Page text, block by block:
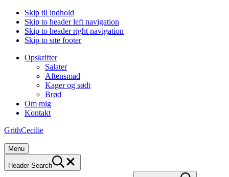
Skip til indhold
Skip to header left navigation
Skip to header right navigation
Skip to site footer
Opskrifter
Salater
Aftensmad
Kager og sødt
Brød
Om mig
Kontakt
GrithCecilie
Menu
Header Search